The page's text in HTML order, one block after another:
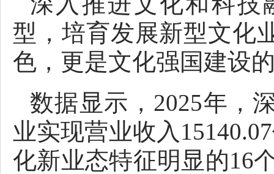
型，培育发展新型文化
色，更是文化强国建设
数据显示，2025年，
业实现营业收入
化新业态特征明显的16